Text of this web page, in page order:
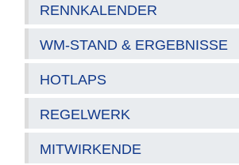
RENNKALENDER
WM-STAND & ERGEBNISSE
HOTLAPS
REGELWERK
MITWIRKENDE